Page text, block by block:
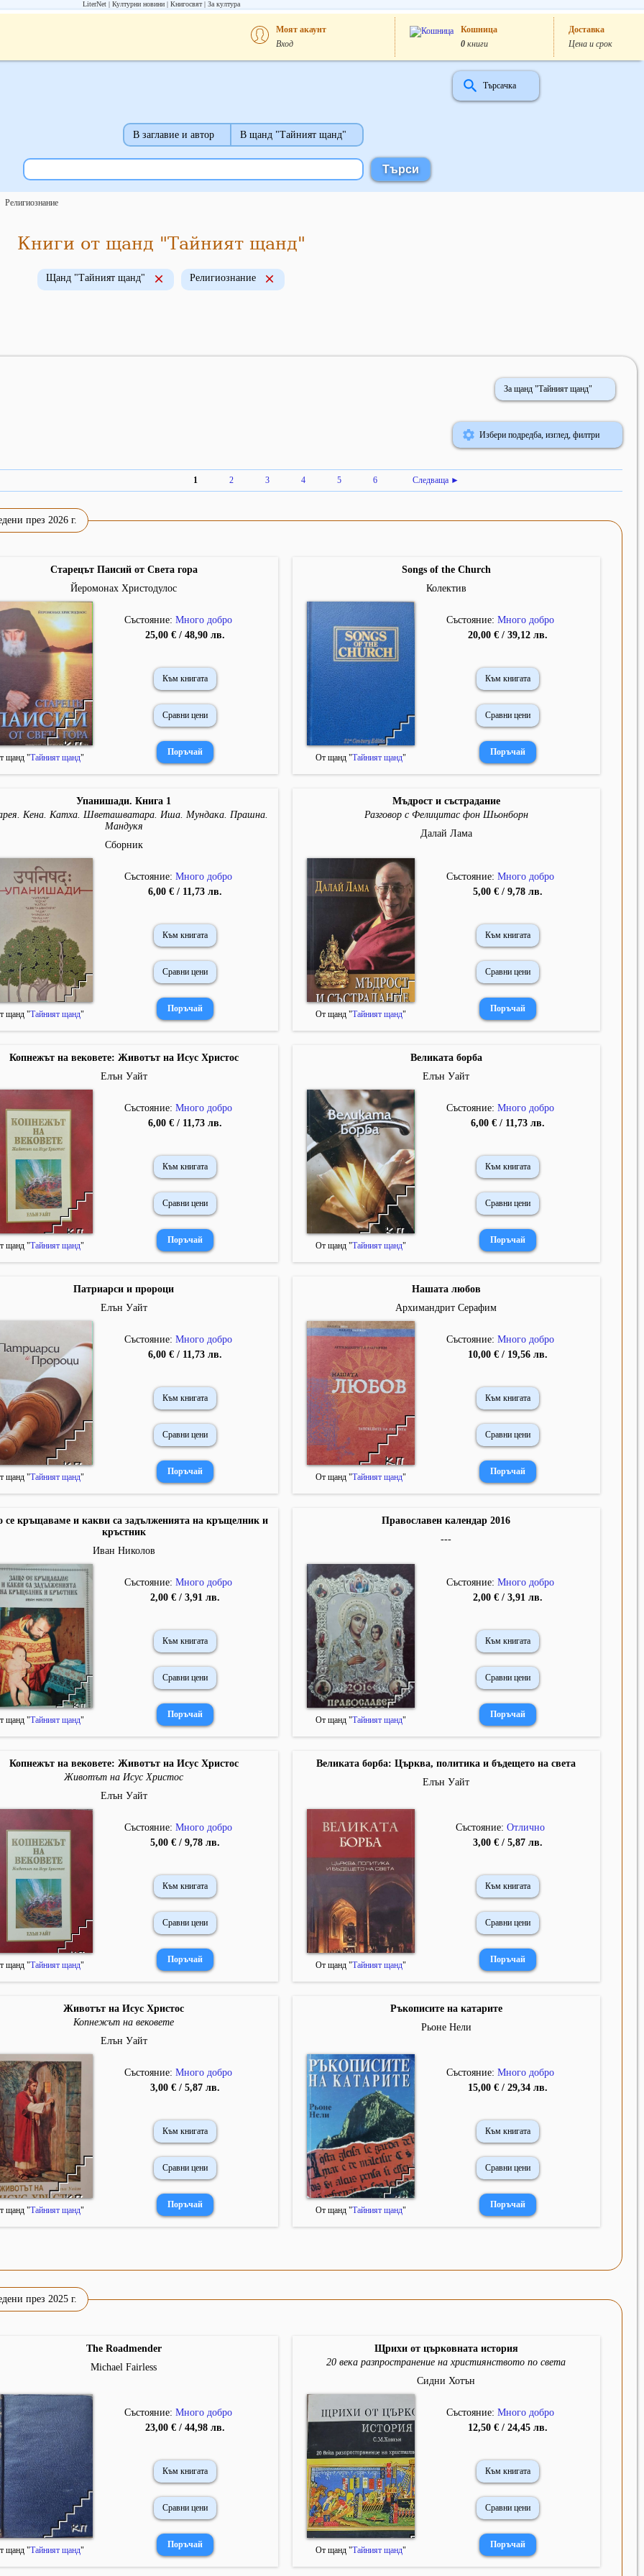
LiterNet Културни новини Книгосвят За култура
Моят акаунт
Вход
Кошница
0 книги
Доставка
Цена и срок
Търсачка
В заглавие и автор В щанд "Тайният щанд"
Религиознание
Книги от щанд "Тайният щанд"
Щанд "Тайният щанд" Религиознание
За щанд "Тайният щанд"
Избери подредба, изглед, филтри
1 2 3 4 5 6 Следваща ►
през 2026 г.
Старецът Паисий от Света гора
Йеромонах Христодулос
щанд "Тайният щанд"
Състояние: Много добро
25,00 € / 48,90 лв.
Към книгата
Сравни цени
Songs of the Church
Колектив
От щанд "Тайният щанд"
Състояние:Много добро
20,00 € / 39,12 лв.
Към книгата
Сравни цени
Упанишади. Книга 1
Кена. Катха. Шветашватара. Иша. Мундака. Прашна.
Мандукя
Сборник
щанд "Тайният щанд"
Състояние: Много добро
6,00 € / 11,73 лв.
Към книгата
Сравни цени
Мъдрост и състрадание
Разговор с Фелицитас фон Шьонборн
Далай Лама
От щанд "Тайният щанд"
Състояние:Много добро
5,00 € / 9,78 лв.
Към книгата
Сравни цени
Копнежът на вековете: Животът на Исус Христос
Елън Уайт
щанд "Тайният щанд"
Състояние: Много добро
6,00 € / 11,73 лв.
Към книгата
Сравни цени
Великата борба
Елън Уайт
От щанд "Тайният щанд"
Състояние:Много добро
6,00 € / 11,73 лв.
Към книгата
Сравни цени
Патриарси и пророци
Елън Уайт
щанд "Тайният щанд"
Състояние: Много добро
6,00 € / 11,73 лв.
Към книгата
Сравни цени
Нашата любов
Архимандрит Серафим
От щанд "Тайният щанд"
Състояние:Много добро
10,00 € / 19,56 лв.
Към книгата
Сравни цени
се кръщаваме и какви са задълженията на кръщелник и
кръстник
Иван Николов
щанд "Тайният щанд"
Състояние: Много добро
2,00 € / 3,91 лв.
Към книгата
Сравни цени
Православен календар 2016
---
От щанд "Тайният щанд"
Състояние:Много добро
2,00 € / 3,91 лв.
Към книгата
Сравни цени
Копнежът на вековете: Животът на Исус Христос
Животът на Исус Христос
Елън Уайт
щанд "Тайният щанд"
Състояние: Много добро
5,00 € / 9,78 лв.
Към книгата
Сравни цени
Великата борба: Църква, политика и бъдещето на света
Елън Уайт
От щанд "Тайният щанд"
Състояние:Отлично
3,00 € / 5,87 лв.
Към книгата
Сравни цени
Животът на Исус Христос
Копнежът на вековете
Елън Уайт
щанд "Тайният щанд"
Състояние: Много добро
3,00 € / 5,87 лв.
Към книгата
Сравни цени
Ръкописите на катарите
Рьоне Нели
От щанд "Тайният щанд"
Състояние:Много добро
15,00 € / 29,34 лв.
Към книгата
Сравни цени
през 2025 г.
The Roadmender
Michael Fairless
щанд "Тайният щанд"
Състояние: Много добро
23,00 € / 44,98 лв.
Към книгата
Сравни цени
Щрихи от църковната история
20 века разпространение на християнството по света
Сидни Хотън
От щанд "Тайният щанд"
Състояние:Много добро
12,50 € / 24,45 лв.
Към книгата
Сравни цени